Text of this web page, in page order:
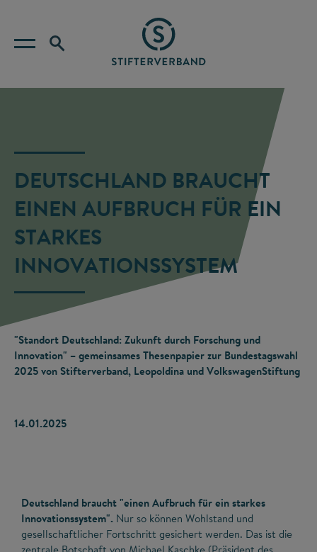
DEUTSCHLAND BRAUCHT
EINEN AUFBRUCH FÜR EIN
STARKES
INNOVATIONSSYSTEM
"Standort Deutschland: Zukunft durch Forschung und
Innovation" – gemeinsames Thesenpapier zur Bundestagswahl
2025 von Stifterverband, Leopoldina und VolkswagenStiftung
14.01.2025
Deutschland braucht "einen Aufbruch für ein starkes
Innovationssystem". Nur so können Wohlstand und
gesellschaftlicher Fortschritt gesichert werden. Das ist die